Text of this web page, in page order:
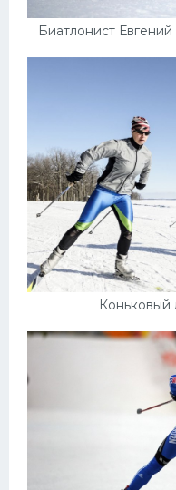
Биатлонист
Коньковый